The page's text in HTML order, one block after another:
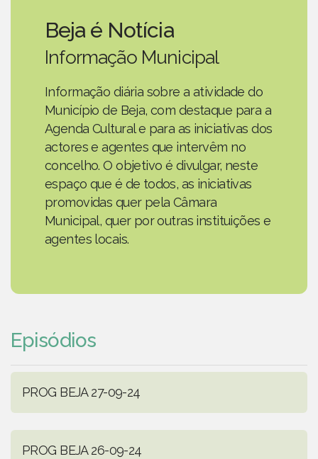
Beja é Notícia
Informação Municipal
Informação diária sobre a atividade do
Município de Beja, com destaque para a
Agenda Cultural e para as iniciativas dos
actores e agentes que intervêm no
concelho. O objetivo é divulgar, neste
espaço que é de todos, as iniciativas
promovidas quer pela Câmara
Municipal, quer por outras instituições e
agentes locais.
Episódios
PROG BEJA 27-09-24
PROG BEJA 26-09-24